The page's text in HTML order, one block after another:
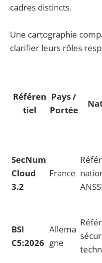
cadres distincts.
Une cartographie
clarifier leurs rôles
Référen
tiel
Pays /
Portée
SecNum
Cloud
3.2
France
ANSSI
BSI
C5:2026
Allema
gne